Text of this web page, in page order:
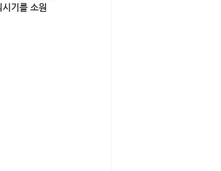
시기를 소원